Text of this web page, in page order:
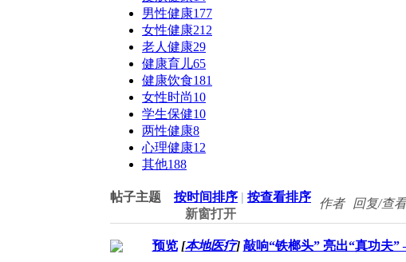
男性健康177
女性健康212
老人健康29
健康育儿65
健康饮食181
女性时尚10
学生保健10
两性健康8
心理健康12
其他188
帖子主题 按时间排序 | 按查看排序
新窗打开
作者 回复/查看
预览 [本地医疗] 敲响“铁榔头” 亮出“真功夫